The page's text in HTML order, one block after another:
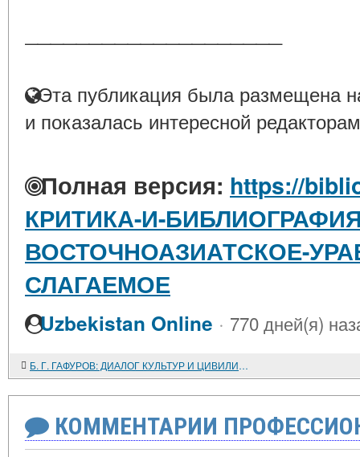
Эта публикация была размещена
и показалась интересной
Полная версия: https://
КРИТИКА-И-
ВОСТОЧНОАЗИАТСКОЕ-
СЛАГАЕМОЕ
Uzbekistan Online · 770 дней(я)
Б. Г. ГАФУРОВ: ДИАЛОГ КУЛЬТУР И ЦИВИЛИЗАЦИЙ
КОММЕНТАРИИ